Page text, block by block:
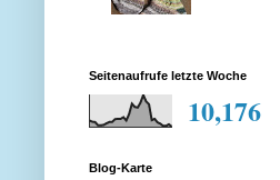
Seitenaufrufe letzte Woche
10,176
Blog-Karte